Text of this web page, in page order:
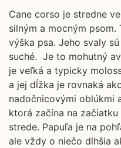
Cane corso je stredne
silným a mocným psom.
výška psa. Jeho svaly
suché. Je to mohutný
je veľká a typicky
a jej dĺžka je rovnaká
nadočnicovými oblúkmi
ktorá začína na
strede. Papuľa je na
ale vždy o niečo dlhšia